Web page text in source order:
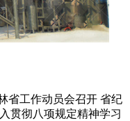
省工作动员会召开 省纪
贯彻八项规定精神学习